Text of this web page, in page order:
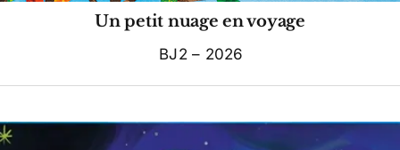
Un petit nuage en voyage
BJ2 – 2026